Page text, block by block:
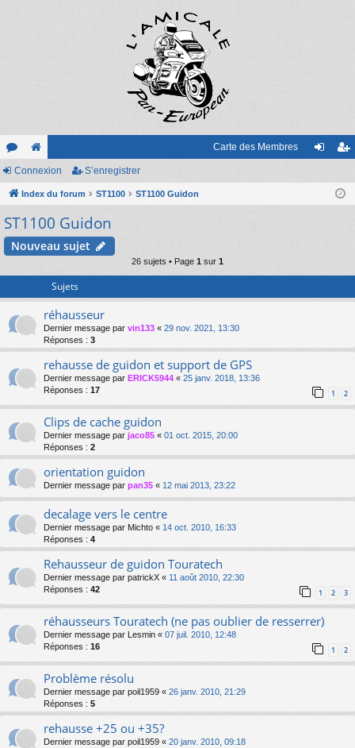
or
u
m
e
sit
e
Carte des Membres
nr
Connexion S’enregistrer
Index du forum ST1100 ST1100 Guidon
ST1100 Guidon
Nouveau sujet
26 sujets • Page 1 sur 1
Sujets
réhausseur
Dernier message par vin133 « 29 nov. 2021, 13:30
Réponses : 3
rehausse de guidon et support de GPS
Dernier message par ERICK5944 « 25 janv. 2018, 13:36
Réponses : 17 1 2
Clips de cache guidon
Dernier message par jaco85 « 01 oct. 2015, 20:00
Réponses : 2
orientation guidon
Dernier message par pan35 « 12 mai 2013, 23:22
decalage vers le centre
Dernier message par Michto « 14 oct. 2010, 16:33
Réponses : 4
Rehausseur de guidon Touratech
Dernier message par patrickX « 11 août 2010, 22:30
Réponses : 42 1 2 3
réhausseurs Touratech (ne pas oublier de resserrer)
Dernier message par Lesmin « 07 juil. 2010, 12:48
Réponses : 16 1 2
Problème résolu
Dernier message par poil1959 « 26 janv. 2010, 21:29
Réponses : 5
rehausse +25 ou +35?
Dernier message par poil1959 « 20 janv. 2010, 09:18